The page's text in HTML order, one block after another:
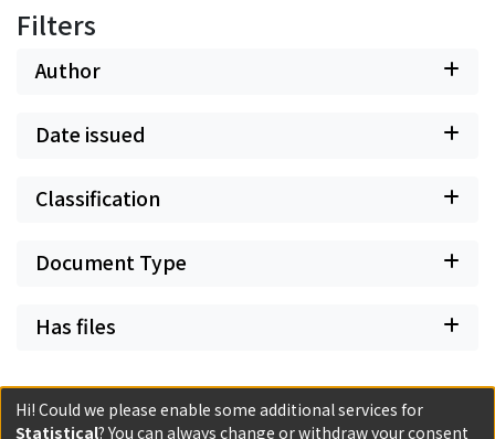
Filters
Author
Date issued
Classification
Document Type
Has files
Hi! Could we please enable some additional services for
Statistical? You can always change or withdraw your consent